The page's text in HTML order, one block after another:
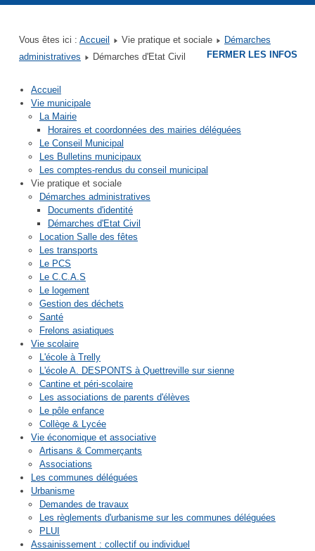
Mairie de Quettreville sur Sienne
Mairie de Contrières
Mairie de Guéhébert
Mairie de Hérenguerville
Mairie de Hyenville
Mairie de Trelly
Vous êtes ici : Accueil Vie pratique et sociale
Démarches
administratives
Démarches d'Etat Civil
Accueil
Vie municipale
La Mairie
Horaires et coordonnées des mairies déléguées
Le Conseil Municipal
Les Bulletins municipaux
Les comptes-rendus du conseil municipal
Vie pratique et sociale
Démarches administratives
Documents d'identité
Démarches d'Etat Civil
Location Salle des fêtes
Les transports
Le PCS
Le C.C.A.S
Le logement
Gestion des déchets
Santé
Frelons asiatiques
Vie scolaire
L'école à Trelly
L'école A. DESPONTS à Quettreville sur sienne
Cantine et péri-scolaire
Les associations de parents d'élèves
Le pôle enfance
Collège & Lycée
Vie économique et associative
Artisans & Commerçants
Associations
Les communes déléguées
Urbanisme
Demandes de travaux
Les règlements d'urbanisme sur les communes déléguées
PLUI
Assainissement : collectif ou individuel
FERMER LES INFOS